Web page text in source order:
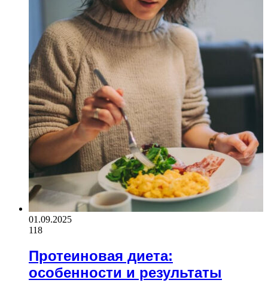
01.09.2025
118
Протеиновая диета:
особенности и результаты